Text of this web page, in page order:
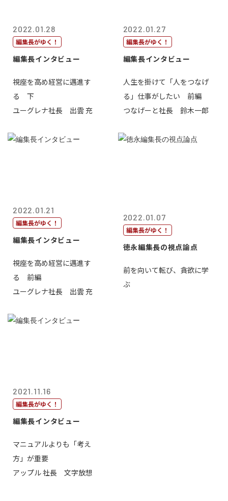
2022.01.28
編集長がゆく！
編集長インタビュー
視座を高め経営に邁進す
る 下
ユーグレナ社長 出雲 充
2022.01.27
編集長がゆく！
編集長インタビュー
人生を掛けて「人をつなげ
る」仕事がしたい 前編
つなげーと社長 鈴木一郎
2022.01.21
編集長がゆく！
編集長インタビュー
視座を高め経営に邁進す
る 前編
ユーグレナ社長 出雲 充
2022.01.07
編集長がゆく！
徳永編集長の視点論点
前を向いて転び、貪欲に学
ぶ
2021.11.16
編集長がゆく！
編集長インタビュー
マニュアルよりも「考え
方」が重要
アップル 社長 文字放想